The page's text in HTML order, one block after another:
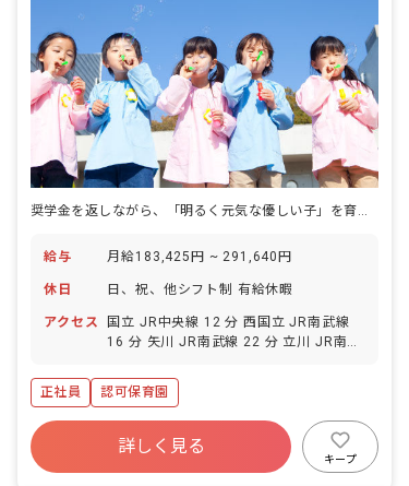
奨学金を返しながら、「明るく元気な優しい子」を育てる保育に、この園で向き合う日々です。
給与 月給183,425円 ~ 291,640円
休日 日、祝、他シフト制 有給休暇
アクセス
国立 JR中央線 12 分 西国立 JR南武線
16 分 矢川 JR南武線 22 分 立川 JR南武
正社員
認可保育園
詳しく見る
キープ